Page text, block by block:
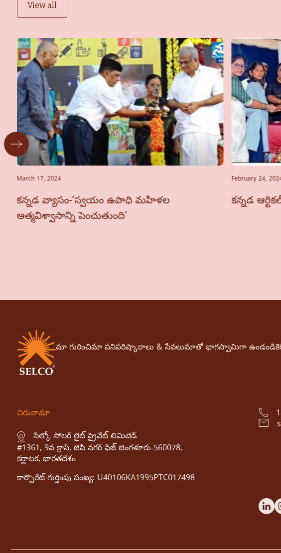
View all
March 17, 2024
కన్నడ వ్యాసం-‘స్వయం ఉపాధి మహిళల
ఆత్మవిశ్వాసాన్ని పెంచుతుంది’
February 24,
కన్నడ
మా గురించిమా పనిపరిష్కారాలు & సేవలుమాతో భాగస్వామిగా ఉండండి
చిరునామా
సేల్కో సోలర్ లైట్ ప్రైవేట్ లిమిటెడ్
#1361, 9వ క్రాస్, జెపి నగర్ ఫేజ్ బెంగళూరు-560078,
కర్ణాటక, భారతదేశం
కార్పొరేట్ గుర్తింపు సంఖ్య: U40106KA1995PTC017498